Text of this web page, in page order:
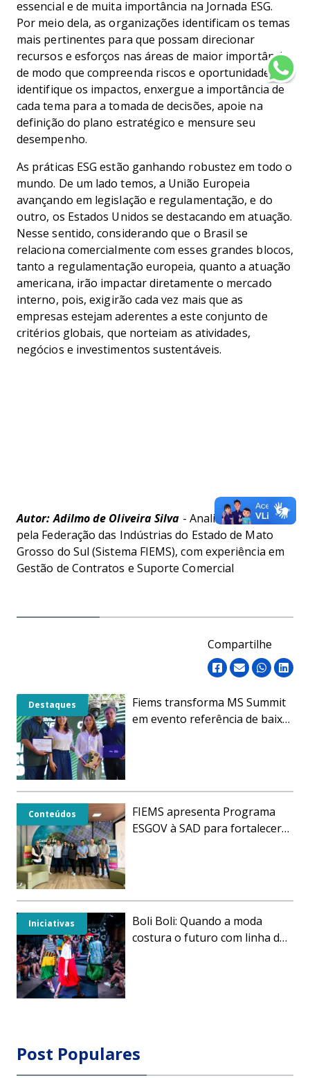
essencial e de muita importância na Jornada ESG.
Por meio dela, as organizações identificam os temas
mais pertinentes para que possam direcionar
recursos e esforços nas áreas de maior importância,
de modo que compreenda riscos e oportunidades,
identifique os impactos, enxergue a importância de
cada tema para a tomada de decisões, apoie na
definição do plano estratégico e mensure seu
desempenho.
As práticas ESG estão ganhando robustez em todo o
mundo. De um lado temos, a União Europeia
avançando em legislação e regulamentação, e do
outro, os Estados Unidos se destacando em atuação.
Nesse sentido, considerando que o Brasil se
relaciona comercialmente com esses grandes blocos,
tanto a regulamentação europeia, quanto a atuação
americana, irão impactar diretamente o mercado
interno, pois, exigirão cada vez mais que as
empresas estejam aderentes a este conjunto de
critérios globais, que norteiam as atividades,
negócios e investimentos sustentáveis.
Autor: Adilmo de Oliveira Silva - Analista Técnico
pela Federação das Indústrias do Estado de Mato
Grosso do Sul (Sistema FIEMS), com experiência em
Gestão de Contratos e Suporte Comercial
Compartilhe
Destaques
Fiems transforma MS Summit
em evento referência de baixo
Conteúdos
FIEMS apresenta Programa
ESGOV à SAD para fortalecer
Iniciativas
Boli Boli: Quando a moda
costura o futuro com linha de
Post Populares